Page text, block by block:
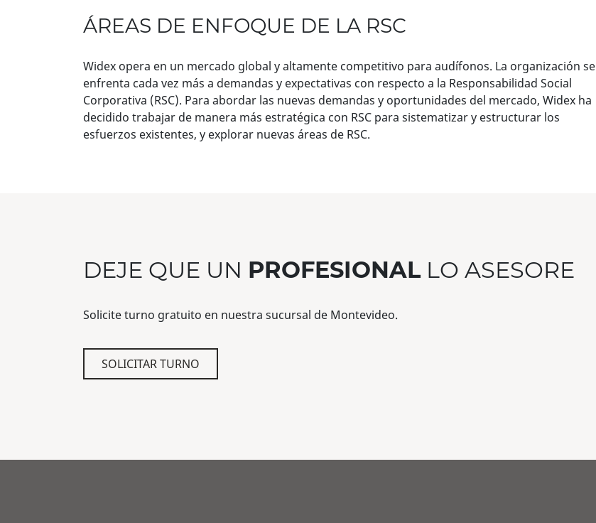
ÁREAS DE ENFOQUE DE LA RSC
Widex opera en un mercado global y altamente competitivo para audífonos. La organización se
enfrenta cada vez más a demandas y expectativas con respecto a la Responsabilidad Social
Corporativa (RSC). Para abordar las nuevas demandas y oportunidades del mercado, Widex ha
decidido trabajar de manera más estratégica con RSC para sistematizar y estructurar los
esfuerzos existentes, y explorar nuevas áreas de RSC.
DEJE QUE UN PROFESIONAL LO ASESORE
Solicite turno gratuito en nuestra sucursal de Montevideo.
SOLICITAR TURNO